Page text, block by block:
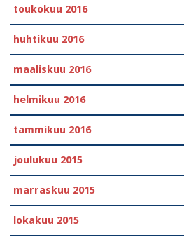
toukokuu 2016
huhtikuu 2016
maaliskuu 2016
helmikuu 2016
tammikuu 2016
joulukuu 2015
marraskuu 2015
lokakuu 2015